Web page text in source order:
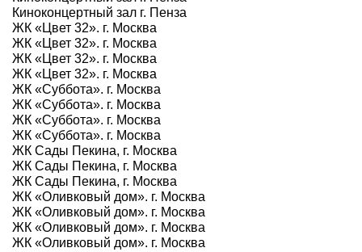
Киноконцертный зал г. Пенза
ЖК «Цвет 32». г. Москва
ЖК «Цвет 32». г. Москва
ЖК «Цвет 32». г. Москва
ЖК «Цвет 32». г. Москва
ЖК «Суббота». г. Москва
ЖК «Суббота». г. Москва
ЖК «Суббота». г. Москва
ЖК «Суббота». г. Москва
ЖК Сады Пекина, г. Москва
ЖК Сады Пекина, г. Москва
ЖК Сады Пекина, г. Москва
ЖК «Оливковый дом». г. Москва
ЖК «Оливковый дом». г. Москва
ЖК «Оливковый дом». г. Москва
ЖК «Оливковый дом». г. Москва